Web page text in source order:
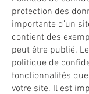
protection des
importante d’un
contient des
peut être publié.
politique de
fonctionnalités
votre site. Il est